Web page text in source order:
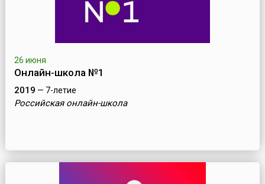
26 июня
Онлайн-школа №1
2019 — 7-летие
Российская онлайн-школа